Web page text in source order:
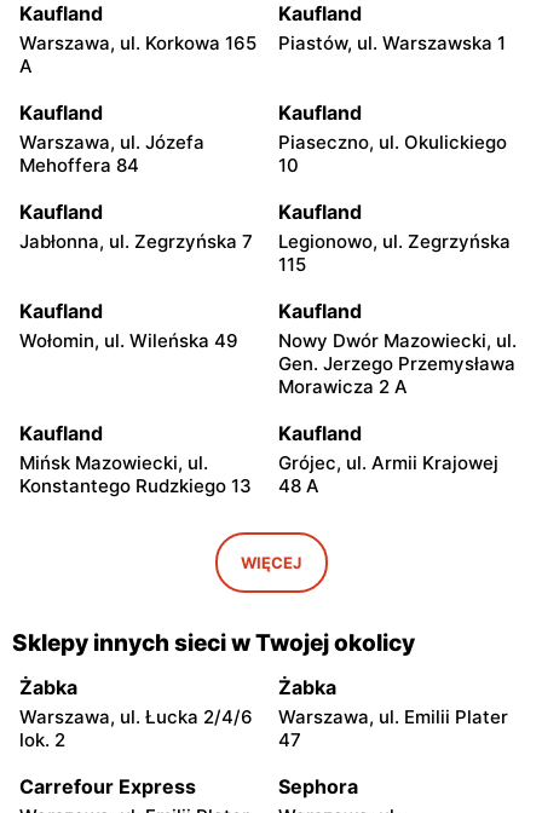
Kaufland
Warszawa, ul. Korkowa 165
A
Kaufland
Piastów, ul. Warszawska 1
Kaufland
Warszawa, ul. Józefa
Mehoffera 84
Kaufland
Piaseczno, ul. Okulickiego
10
Kaufland
Jabłonna, ul. Zegrzyńska 7
Kaufland
Legionowo, ul. Zegrzyńska
115
Kaufland
Wołomin, ul. Wileńska 49
Kaufland
Nowy Dwór Mazowiecki, ul.
Gen. Jerzego Przemysława
Morawicza 2 A
Kaufland
Mińsk Mazowiecki, ul.
Konstantego Rudzkiego 13
Kaufland
Grójec, ul. Armii Krajowej
48 A
Kaufland
Wyszków, ul. Centralna 2
Kaufland
Sochaczew al. 600-lecia
39
Kaufland
Garwolin, ul. Kościuszki 65
Kaufland
Wyklętych 16
Kaufland
Prym. Stefana
Wyszyńskiego 13/15
WIĘCEJ
Sklepy innych sieci w Twojej okolicy
Żabka
Warszawa, ul. Łucka 2/4/6
lok. 2
Żabka
Warszawa, ul. Emilii Plater
47
Carrefour Express Sephora